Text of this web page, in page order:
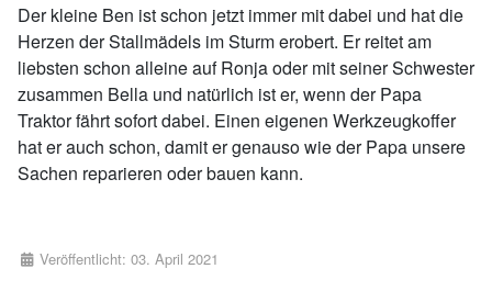
Der kleine Ben ist schon jetzt immer mit dabei und hat die
Herzen der Stallmädels im Sturm erobert. Er reitet am
liebsten schon alleine auf Ronja oder mit seiner Schwester
zusammen Bella und natürlich ist er, wenn der Papa
Traktor fährt sofort dabei. Einen eigenen Werkzeugkoffer
hat er auch schon, damit er genauso wie der Papa unsere
Sachen reparieren oder bauen kann.
DetailsVeröffentlicht: 03. April 2021